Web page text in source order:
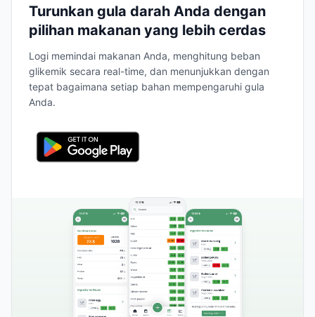
Turunkan gula darah Anda dengan
pilihan makanan yang lebih cerdas
Logi memindai makanan Anda, menghitung beban
glikemik secara real-time, dan menunjukkan dengan
tepat bagaimana setiap bahan mempengaruhi gula
Anda.